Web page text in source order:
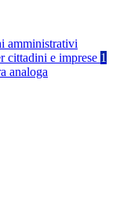
amministrativi
cittadini e imprese 1
analoga